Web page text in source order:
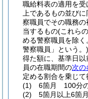
職給料表の適用を
上であるもの並び
察職員でその職務
当するもの(これら
める警察職員を除く
警察職員」という。)
得た額に、基準日
員の在職期間の次の
定める割合を乗じて
(1)
6箇月 100分
(2)
5箇月以上6箇